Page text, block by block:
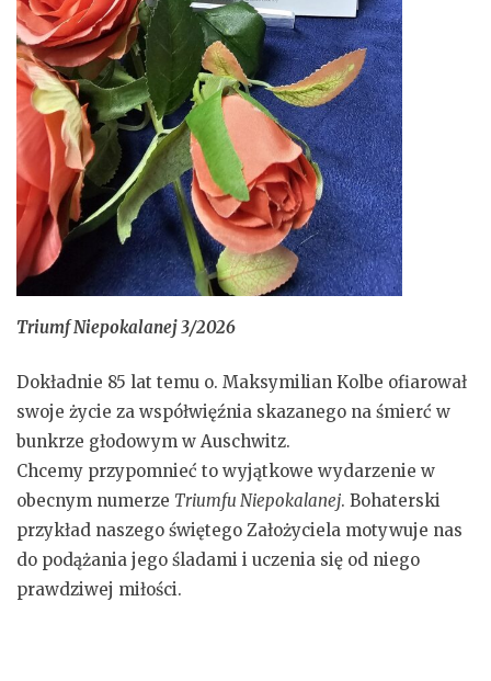
Triumf Niepokalanej 3/2026
Dokładnie 85 lat temu o. Maksymilian Kolbe ofiarował
swoje życie za współwięźnia skazanego na śmierć w
bunkrze głodowym w Auschwitz.
Chcemy przypomnieć to wyjątkowe wydarzenie w
obecnym numerze Triumfu Niepokalanej. Bohaterski
przykład naszego świętego Założyciela motywuje nas
do podążania jego śladami i uczenia się od niego
prawdziwej miłości.